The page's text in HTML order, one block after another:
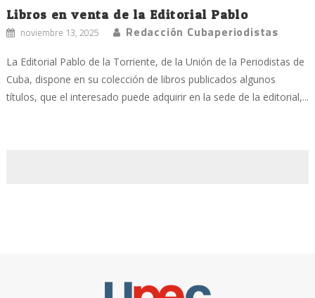
Libros en venta de la Editorial Pablo
noviembre 13, 2025 Redacción Cubaperiodistas
La Editorial Pablo de la Torriente, de la Unión de la Periodistas de
Cuba, dispone en su colección de libros publicados algunos
títulos, que el interesado puede adquirir en la sede de la editorial,...